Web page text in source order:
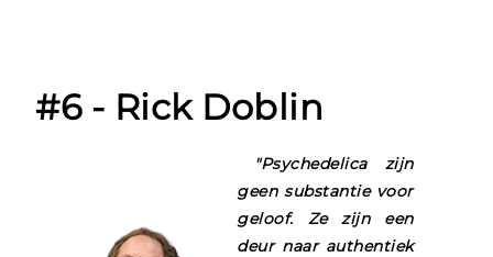
#6 - Rick Doblin
"Psychedelica zijn
geen substantie voor
geloof. Ze zijn een
deur naar authentiek